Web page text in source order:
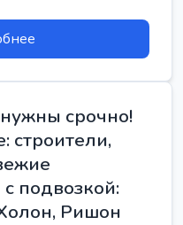
срочно!
строители,
подвозкой:
Ришон